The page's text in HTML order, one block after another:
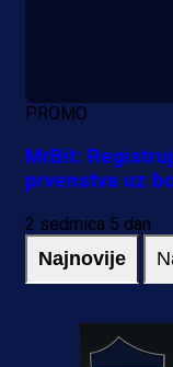
PROMO
MrBit:
prvenstva uz
2 sedmica 5 dan
Najnovije